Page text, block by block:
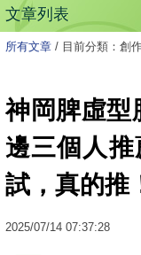
文章列表
所有文章 / 目前分類：創
神岡脾虛型
邊三個人
試，真的推
2025/07/14 07:37:28